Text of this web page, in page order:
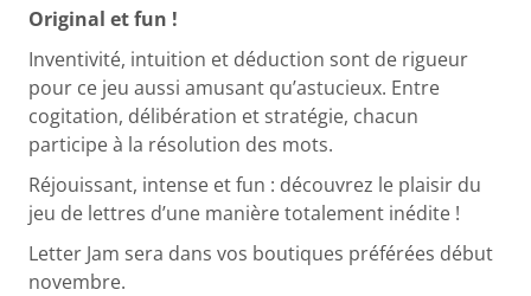
Original et fun !
Inventivité, intuition et déduction sont de rigueur
pour ce jeu aussi amusant qu’astucieux. Entre
cogitation, délibération et stratégie, chacun
participe à la résolution des mots.
Réjouissant, intense et fun : découvrez le plaisir du
jeu de lettres d’une manière totalement inédite !
Letter Jam sera dans vos boutiques préférées début
novembre.